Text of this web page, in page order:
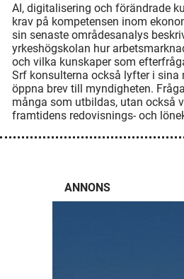
AI, digitalisering och förändrade
krav på kompetensen inom
sin senaste områdesanalys
yrkeshögskolan hur
och vilka kunskaper som
Srf konsulterna också lyfter i sina
öppna brev till myndigheten.
många som utbildas, utan också
framtidens redovisnings- och
ANNONS